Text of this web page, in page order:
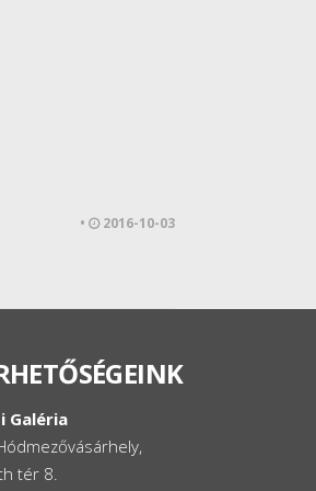
• 2016-10-03
Galéria
tér 8.